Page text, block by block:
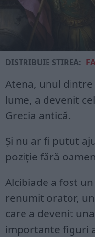
DISTRIBUIE ȘTIREA:
Atena, unul dintre
lume, a devenit
Grecia antică.
Și nu ar fi putut
poziție fără
Alcibiade a fost
renumit orator,
care a devenit
importante figuri